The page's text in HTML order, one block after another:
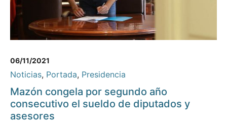
06/11/2021
Noticias, Portada, Presidencia
Mazón congela por segundo año
consecutivo el sueldo de diputados y
asesores